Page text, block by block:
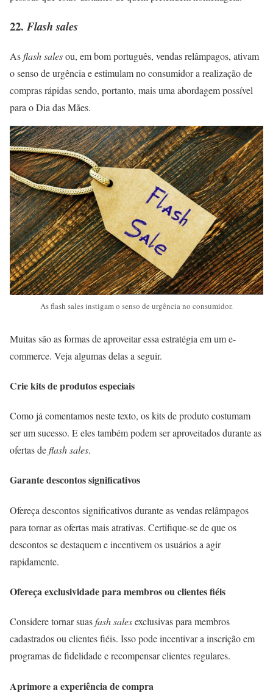
22.Flash sales
Asflash salesou, em bom português, vendas relâmpagos, ativam
o senso de urgência e estimulam no consumidor a realização de
compras rápidas sendo, portanto, mais uma abordagem possível
para o Dia das Mães.
As flash sales instigam o senso de urgência no consumidor.
Muitas são as formas de aproveitar essa estratégia em um e-
commerce. Veja algumas delas a seguir.
Crie kits de produtos especiais
Como já comentamos neste texto, os kits de produto costumam
ser um sucesso. E eles também podem ser aproveitados durante as
ofertas deflash sales.
Garante descontos significativos
Ofereça descontos significativos durante as vendas relâmpagos
para tornar as ofertas mais atrativas. Certifique-se de que os
descontos se destaquem e incentivem os usuários a agir
rapidamente.
Ofereça exclusividade para membros ou clientes fiéis
Considere tornar suasfash salesexclusivas para membros
cadastrados ou clientes fiéis. Isso pode incentivar a inscrição em
programas de fidelidade e recompensar clientes regulares.
Aprimore a experiência de compra